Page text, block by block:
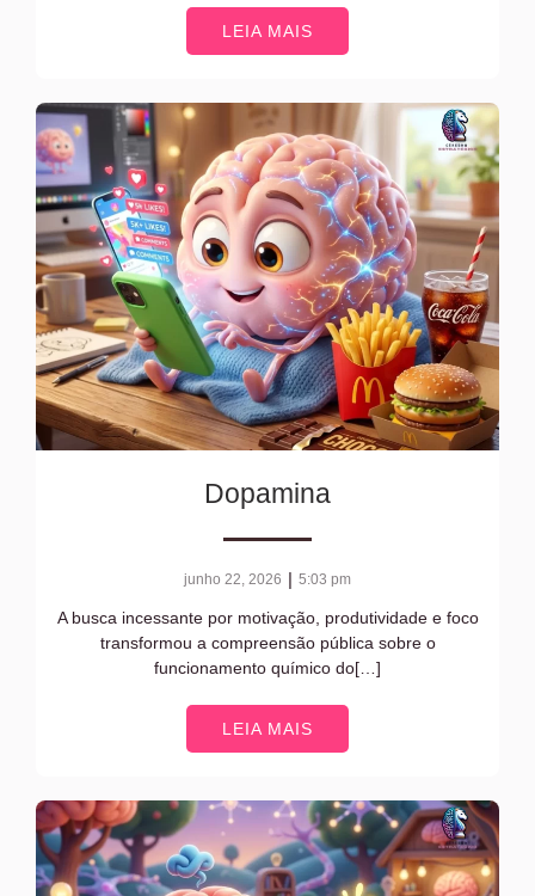
LEIA MAIS
Dopamina
junho 22, 2026 | 5:03 pm
A busca incessante por motivação, produtividade e foco
transformou a compreensão pública sobre o
funcionamento químico do[…]
LEIA MAIS